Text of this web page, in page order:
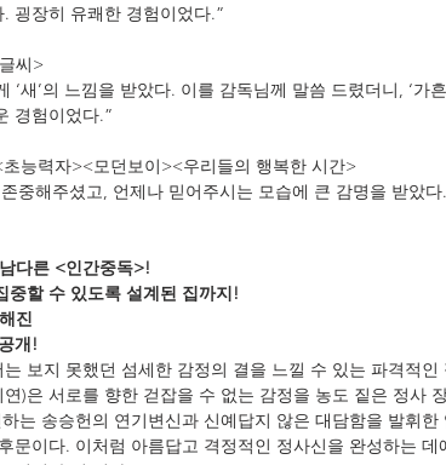
굉장히 유쾌한 경험이었다.”
씨>
‘새’의 느낌을 받았다. 이를 감독님께 말씀 드렸더니, ‘가
경험이었다.”
능력자><모던보이><우리들의 행복한 시간>
중해주셨고, 언제나 믿어주시는 모습에 큰 감명을 받았다
다른 <인간중독>!
중할 수 있도록 설계된 집까지!
진
개!
보지 못했던 섬세한 감정의 결을 느낄 수 있는 파격적인
연)은 서로를 향한 걷잡을 수 없는 감정을 농도 짙은 정사
는 송승헌의 연기변신과 신예답지 않은 대담함을 발휘한
문이다. 이처럼 아름답고 격정적인 정사신을 완성하는